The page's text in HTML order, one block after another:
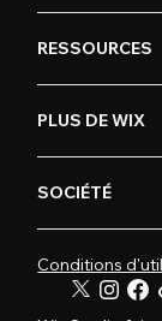
RESSOURCES
PLUS DE WIX
SOCIÉTÉ
Conditions